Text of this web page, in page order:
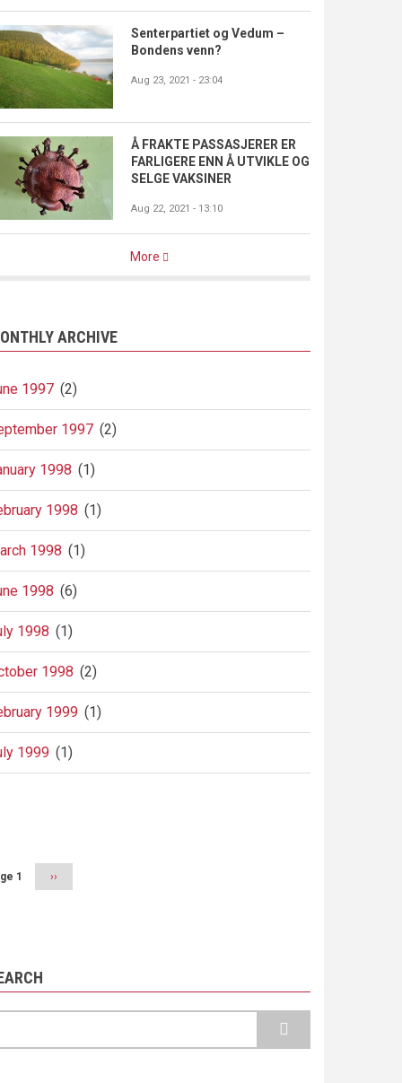
Senterpartiet og Vedum –
Bondens venn?
Aug 23, 2021 - 23:04
Å FRAKTE PASSASJERER ER
FARLIGERE ENN Å UTVIKLE OG
SELGE VAKSINER
Aug 22, 2021 - 13:10
More
ARCHIVE
1997 (2)
1997 (2)
1998 (1)
1998 (1)
1998 (1)
1998 (6)
1998 (1)
1998 (2)
1999 (1)
1999 (1)
1
Next
page
››